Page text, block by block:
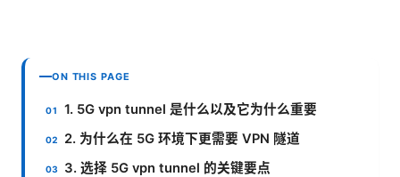
ON THIS PAGE
1. 5G vpn tunnel 是什么以及它为什么重要
2. 为什么在 5G 环境下更需要 VPN 隧道
3. 选择 5G vpn tunnel 的关键要点